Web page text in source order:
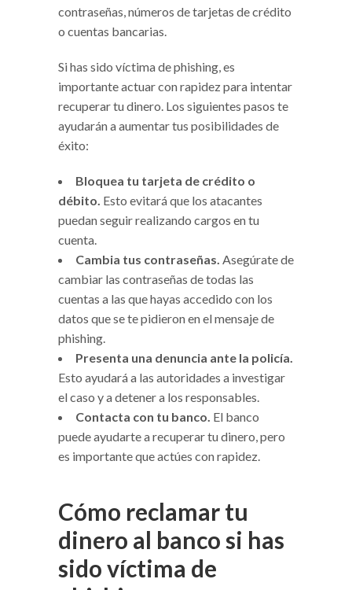
contraseñas, números de tarjetas de crédito
o cuentas bancarias.
Si has sido víctima de phishing, es
importante actuar con rapidez para intentar
recuperar tu dinero. Los siguientes pasos te
ayudarán a aumentar tus posibilidades de
éxito:
Bloquea tu tarjeta de crédito o
débito. Esto evitará que los atacantes
puedan seguir realizando cargos en tu
cuenta.
Cambia tus contraseñas. Asegúrate de
cambiar las contraseñas de todas las
cuentas a las que hayas accedido con los
datos que se te pidieron en el mensaje de
phishing.
Presenta una denuncia ante la policía.
Esto ayudará a las autoridades a investigar
el caso y a detener a los responsables.
Contacta con tu banco. El banco
puede ayudarte a recuperar tu dinero, pero
es importante que actúes con rapidez.
Cómo reclamar tu
dinero al banco si has
sido víctima de